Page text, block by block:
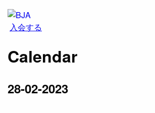
入会する
Calendar
28-02-2023